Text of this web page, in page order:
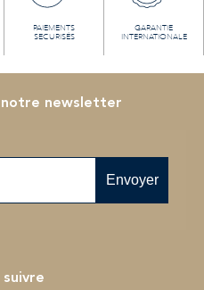
PAIEMENTS
SECURISÉS
GARANTIE
INTERNATIONALE
notre newsletter
Envoyer
suivre